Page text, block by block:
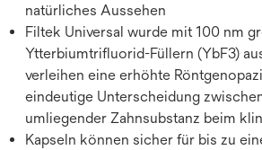
natürliches Aussehen
Filtek Universal wurde mit 100 nm
Ytterbiumtrifluorid-Füllern (YbF3)
verleihen eine erhöhte
eindeutige Unterscheidung
umliegender Zahnsubstanz beim
Kapseln können sicher für bis zu